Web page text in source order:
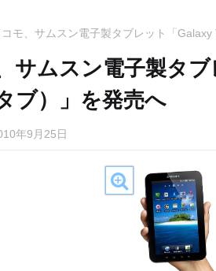
モ、サムスン電子製タブレット「
サムスン電子製タ
ブ）」を発売へ
年9月25日